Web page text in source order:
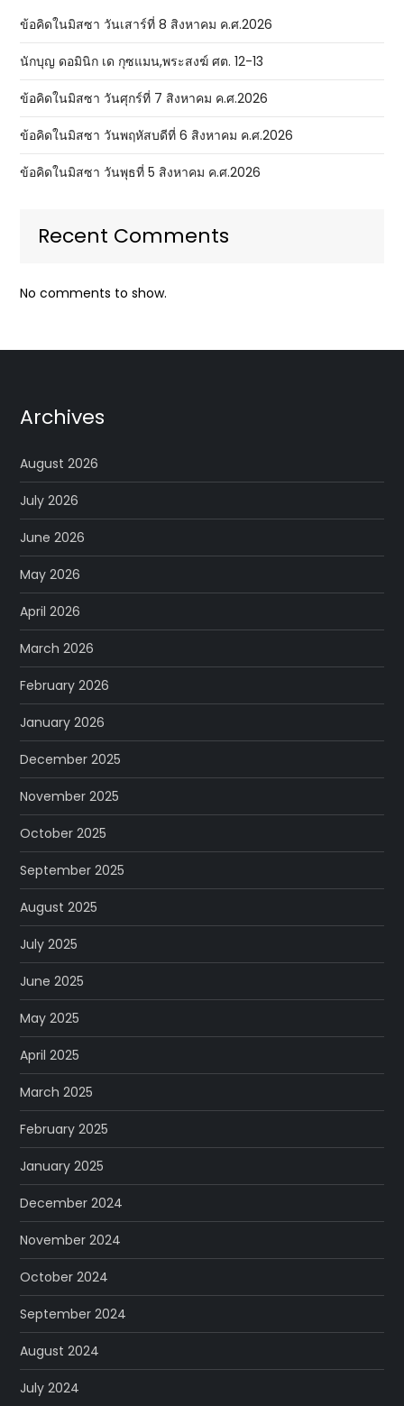
ข้อคิดในมิสซา วันเสาร์ที่ 8 สิงหาคม ค.ศ.2026
นักบุญ ดอมินิก เด กุซแมน,พระสงฆ์ ศต. 12-13
ข้อคิดในมิสซา วันศุกร์ที่ 7 สิงหาคม ค.ศ.2026
ข้อคิดในมิสซา วันพฤหัสบดีที่ 6 สิงหาคม ค.ศ.2026
ข้อคิดในมิสซา วันพุธที่ 5 สิงหาคม ค.ศ.2026
Recent Comments
No comments to show.
Archives
August 2026
July 2026
June 2026
May 2026
April 2026
March 2026
February 2026
January 2026
December 2025
November 2025
October 2025
September 2025
August 2025
July 2025
June 2025
May 2025
April 2025
March 2025
February 2025
January 2025
December 2024
November 2024
October 2024
September 2024
August 2024
July 2024